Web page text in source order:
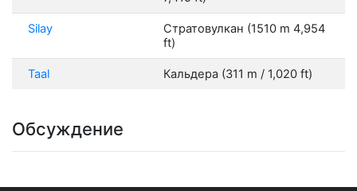
Silay
Стратовулкан (1510 m 4,954
ft)
Taal Кальдера (311 m / 1,020 ft)
Обсуждение